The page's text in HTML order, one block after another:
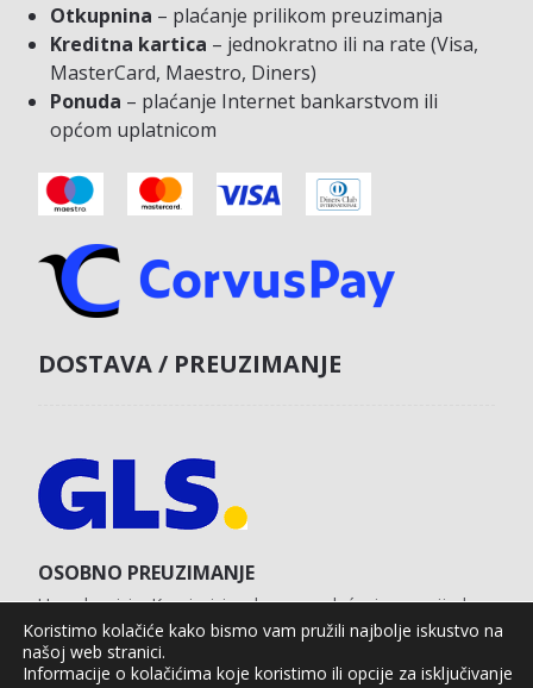
Otkupnina – plaćanje prilikom preuzimanja
Kreditna kartica – jednokratno ili na rate (Visa,
MasterCard, Maestro, Diners)
Ponuda – plaćanje Internet bankarstvom ili
općom uplatnicom
DOSTAVA / PREUZIMANJE
OSOBNO PREUZIMANJE
U poslovnici u Koprivnici s obvezom plaćanja unaprijed
karticom na web shopu.
Koristimo kolačiće kako bismo vam pružili najbolje iskustvo na
našoj web stranici.
Informacije o kolačićima koje koristimo ili opcije za isključivanje